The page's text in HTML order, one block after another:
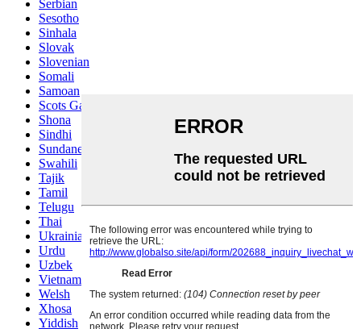
Serbian
Sesotho
Sinhala
Slovak
Slovenian
Somali
Samoan
Scots Gaelic
Shona
Sindhi
Sundanese
Swahili
Tajik
Tamil
Telugu
Thai
Ukrainian
Urdu
Uzbek
Vietnamese
Welsh
Xhosa
Yiddish